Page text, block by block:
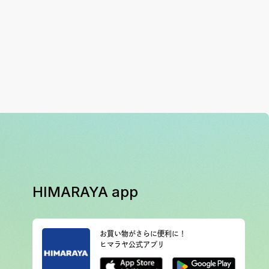
HIMARAYA app
お買い物がさらに便利に！
ヒマラヤ公式アプリ